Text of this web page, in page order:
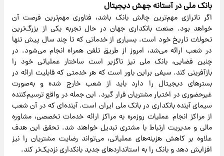
بانک ملی در آستانه جهش دیجیتال
اگر ناترازی مهم‌ترین چالش بانک باشد، فناوری مهم‌ترین فرصت آن
خواهد بود. صنعت بانکداری جهان در حال تجربه یکی از بزرگ‌ترین
تحولات تاریخ خود است. بسیاری از خدماتی که تا چند سال پیش تنها
در شعب ارائه می‌شد، امروز از طریق تلفن همراه انجام می‌شود. در
چنین فضایی، بانک ملی نیز ناگزیر است ساختار عملیاتی خود را
بازآفرینی کند. سیفی براین باور است که هر خدمتی که قابلیت ارائه در
بسترهای دیجیتال را دارد باید از شعب خارج شده و به‌صورت
غیرحضوری در اختیار مشتریان قرار گیرد. این جمله در واقع ترسیم‌کننده
سیمای آینده بانکداری در بانک ملی ایران است. آینده‌ای که در آن شعب
از مراکز انجام عملیات روزمره به مراکز ارائه خدمات تخصصی، مشاوره
مالی و مدیریت ارتباط با مشتری تبدیل خواهند شد. تحقق این هدف
علاوه بر کاهش هزینه‌های عملیاتی، می‌تواند رضایت مشتریان را نیز
افزایش دهد و بانک را به استانداردهای جدید بانکداری نزدیک‌تر کند.